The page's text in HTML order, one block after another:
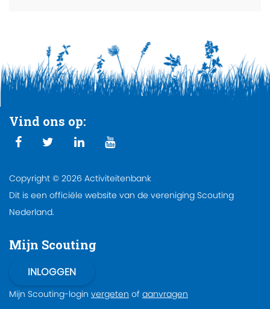
Vind ons op:
Copyright © 2026 Activiteitenbank
Dit is een officiële website van de vereniging Scouting
Nederland.
Mijn Scouting
Mijn Scouting-login vergeten of aanvragen